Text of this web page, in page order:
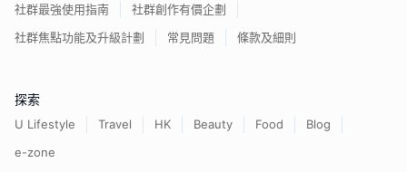
社群最強使用指南
社群創作有價企劃
社群焦點功能及升級計劃
常見問題 條款及細則
探索
U Lifestyle Travel HK Beauty Food
Blog
e-zone